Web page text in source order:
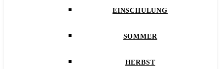
EINSCHULUNG
SOMMER
HERBST